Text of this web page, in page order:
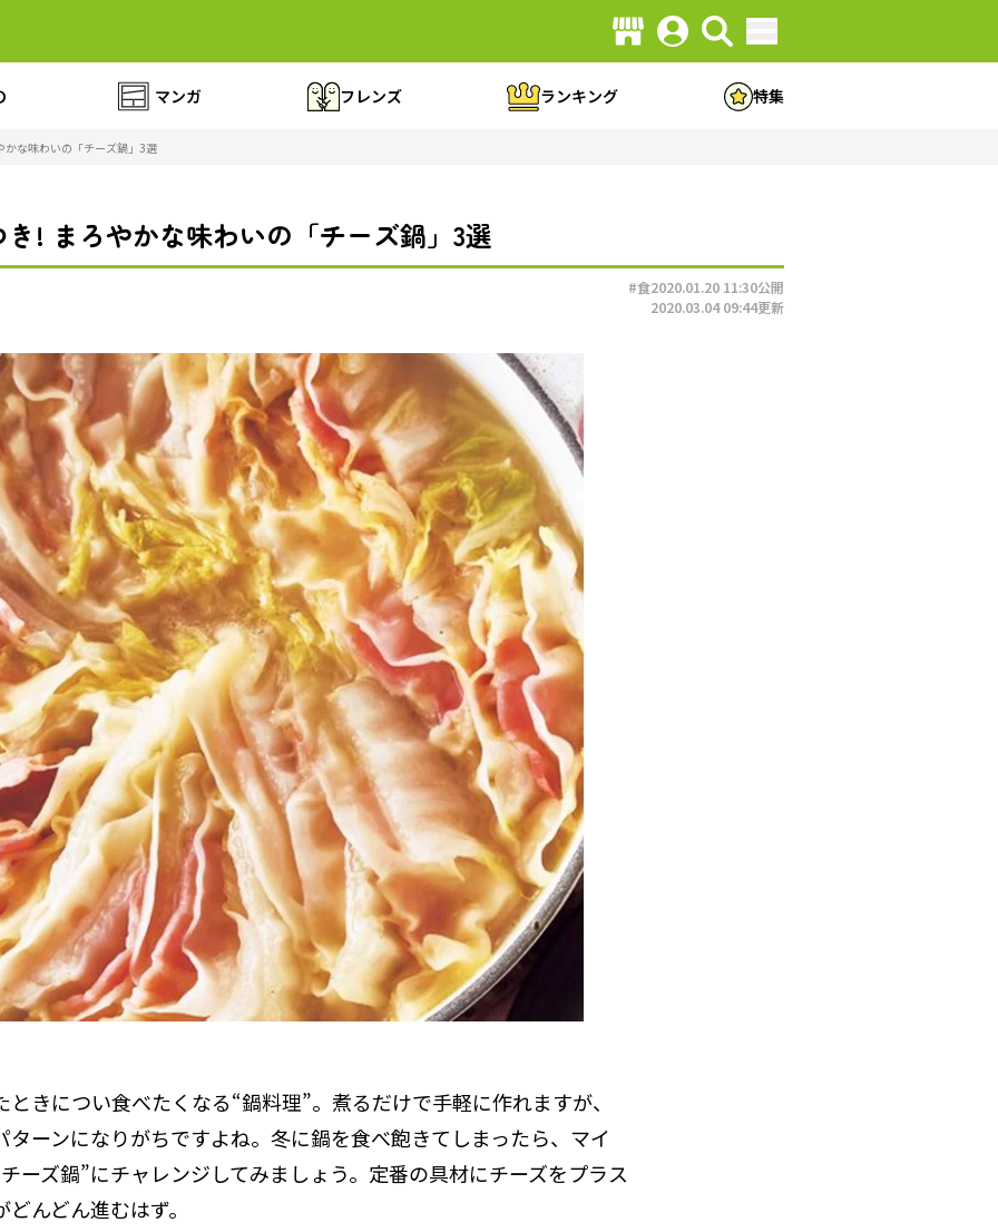
マンガ フレンズ ランキング 特集
かな味わいの「チーズ鍋」3選
! まろやかな味わいの「チーズ鍋」3選
#食2020.01.20 11:30公開
2020.03.04 09:44更新
きについ食べたくなる“鍋料理”。煮るだけで手軽に作れますが、
ターンになりがちですよね。冬に鍋を食べ飽きてしまったら、マイ
ーズ鍋”にチャレンジしてみましょう。定番の具材にチーズをプラス
んどん進むはず。